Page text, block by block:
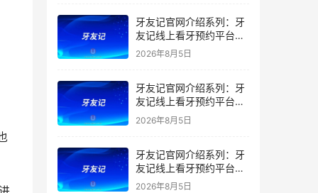
牙友记官网介绍系列：牙
友记线上看牙预约平台打
破口腔行业专业壁垒新手
2026年8月5日
牙友记官网介绍系列：牙
友记线上看牙预约平台落
地同城就诊经验打破未知
2026年8月5日
牙友记官网介绍系列：牙
友记线上看牙预约平台的
优势在哪里？
2026年8月5日